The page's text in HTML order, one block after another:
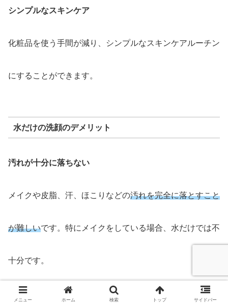
シンプルなスキンケア
化粧品を使う手間が減り、シンプルなスキンケアルーチン
にすることができます。
水だけの洗顔のデメリット
汚れが十分に落ちない
メイクや皮脂、汗、ほこりなどの汚れを完全に落とすこと
が難しいです。特にメイクをしている場合、水だけでは不
十分です。
メニュー ホーム 検索 トップ サイドバー